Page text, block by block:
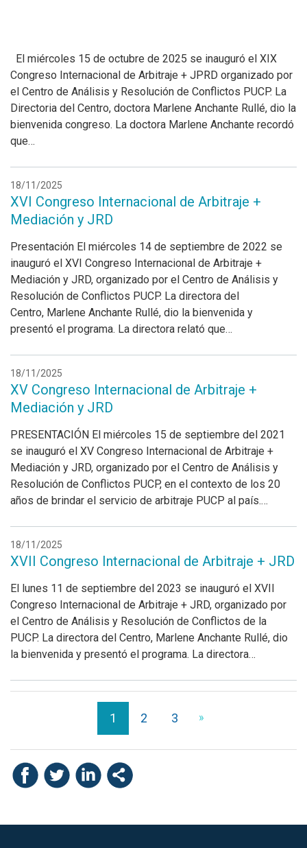
El miércoles 15 de octubre de 2025 se inauguró el XIX
Congreso Internacional de Arbitraje + JPRD organizado por
el Centro de Análisis y Resolución de Conflictos PUCP. La
Directoria del Centro, doctora Marlene Anchante Rullé, dio la
bienvenida congreso. La doctora Marlene Anchante recordó
que…
18/11/2025
XVI Congreso Internacional de Arbitraje +
Mediación y JRD
Presentación El miércoles 14 de septiembre de 2022 se
inauguró el XVI Congreso Internacional de Arbitraje +
Mediación y JRD, organizado por el Centro de Análisis y
Resolución de Conflictos PUCP. La directora del
Centro, Marlene Anchante Rullé, dio la bienvenida y
presentó el programa. La directora relató que…
18/11/2025
XV Congreso Internacional de Arbitraje +
Mediación y JRD
PRESENTACIÓN El miércoles 15 de septiembre del 2021
se inauguró el XV Congreso Internacional de Arbitraje +
Mediación y JRD, organizado por el Centro de Análisis y
Resolución de Conflictos PUCP, en el contexto de los 20
años de brindar el servicio de arbitraje PUCP al país.…
18/11/2025
XVII Congreso Internacional de Arbitraje + JRD
El lunes 11 de septiembre del 2023 se inauguró el XVII
Congreso Internacional de Arbitraje + JRD, organizado por
el Centro de Análisis y Resolución de Conflictos de la
PUCP. La directora del Centro, Marlene Anchante Rullé, dio
la bienvenida y presentó el programa. La directora…
1 2 3 »